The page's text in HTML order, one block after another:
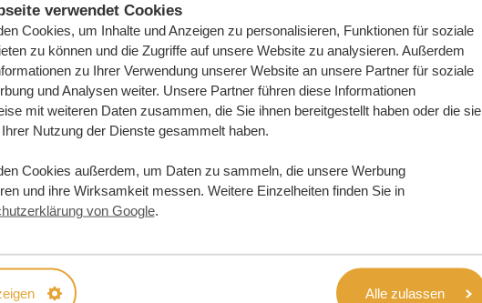
verwendet Cookies
Cookies, um Inhalte und Anzeigen zu personalisieren, Funktionen für soziale
zu können und die Zugriffe auf unsere Website zu analysieren. Außerdem
zu Ihrer Verwendung unserer Website an unsere Partner für soziale
und Analysen weiter. Unsere Partner führen diese Informationen
mit weiteren Daten zusammen, die Sie ihnen bereitgestellt haben oder die sie
Nutzung der Dienste gesammelt haben.
Cookies außerdem, um Daten zu sammeln, die unsere Werbung
und ihre Wirksamkeit messen. Weitere Einzelheiten finden Sie in
von Google.
Alle zulassen